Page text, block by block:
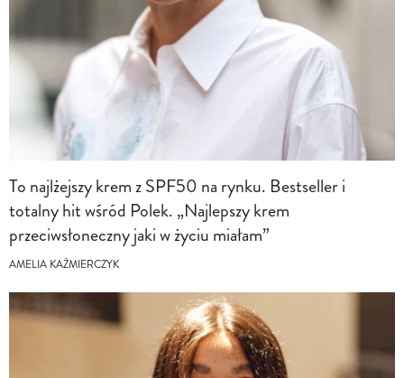
To najlżejszy krem z SPF50 na rynku. Bestseller i
totalny hit wśród Polek. „Najlepszy krem
przeciwsłoneczny jaki w życiu miałam”
AMELIA KAŹMIERCZYK